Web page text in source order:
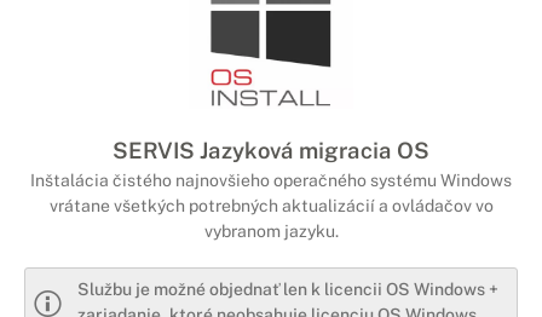
SERVIS Jazyková migracia OS
Inštalácia čistého najnovšieho operačného systému Windows
vrátane všetkých potrebných aktualizácií a ovládačov vo
vybranom jazyku.
Službu je možné objednať len k licencii OS Windows +